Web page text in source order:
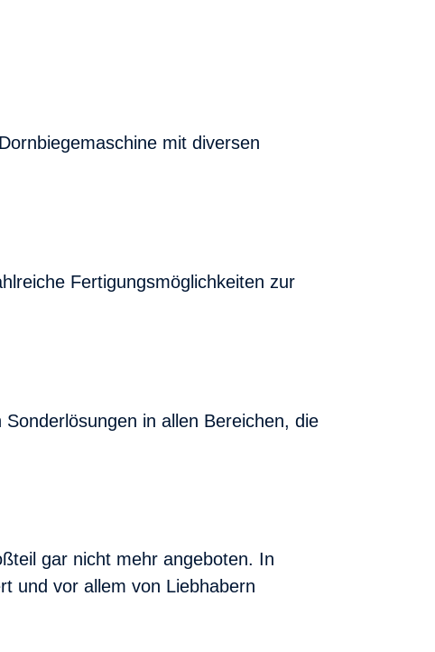
mit diversen
Fertigungsmöglichkeiten zur
in allen Bereichen, die
gar nicht mehr angeboten. In
und vor allem von Liebhabern